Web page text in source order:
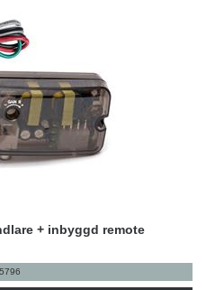
+ inbyggd remote